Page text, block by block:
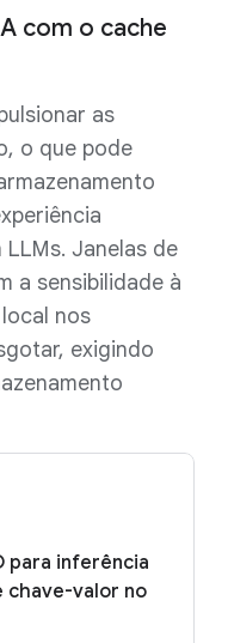
com o cache
as
o que pode
Janelas de
a sensibilidade à
nos
exigindo
para inferência
chave-valor no